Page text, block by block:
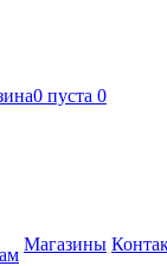
0 пуста 0
Магазины